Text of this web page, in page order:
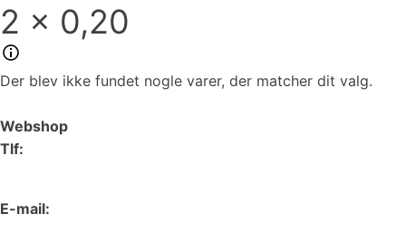
2 x 0,20
Der blev ikke fundet nogle varer, der matcher dit valg.
Webshop
Tlf:
E-mail: